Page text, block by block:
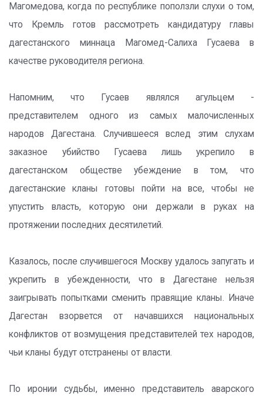
Магомедова, когда по республике поползли слухи о том,
что Кремль готов рассмотреть кандидатуру главы
дагестанского миннаца Магомед-Салиха Гусаева в
качестве руководителя региона.
Напомним, что Гусаев являлся агульцем -
представителем одного из самых малочисленных
народов Дагестана. Случившееся вслед этим слухам
заказное убийство Гусаева лишь укрепило в
дагестанском обществе убеждение в том, что
дагестанские кланы готовы пойти на все, чтобы не
упустить власть, которую они держали в руках на
протяжении последних десятилетий.
Казалось, после случившегося Москву удалось запугать и
укрепить в убежденности, что в Дагестане нельзя
заигрывать попытками сменить правящие кланы. Иначе
Дагестан взорвется от начавшихся национальных
конфликтов от возмущения представителей тех народов,
чьи кланы будут отстранены от власти.
По иронии судьбы, именно представитель аварского